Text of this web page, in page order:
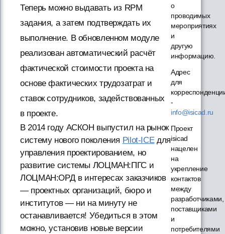
Теперь можно выдавать из RPM
задания, а затем подтверждать их
выполнение. В обновленном модуле
реализован автоматический расчёт
фактической стоимости проекта на
основе фактических трудозатрат и
ставок сотрудников, задействованных
в проекте.
В 2014 году АСКОН выпустил на рынок
систему нового поколения Pilot-ICEдля
управления проектированием, но
развитие системы ЛОЦМАН:ПГС и
ЛОЦМАН:ОРД в интересах заказчиков
— проектных организаций, бюро и
институтов — ни на минуту не
останавливается! Убедиться в этом
можно, установив новые версии
о
проводимых
мероприятиях
и
другую
информацию.
Адрес
для
-
info@isicad.ru
Проект
isicad
нацелен
на
укрепление
контактов
между
разработчиками,
поставщиками
и
потребителями